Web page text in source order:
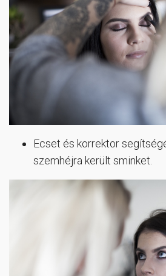
Ecset és korrektor
szemhéjra került sminket.